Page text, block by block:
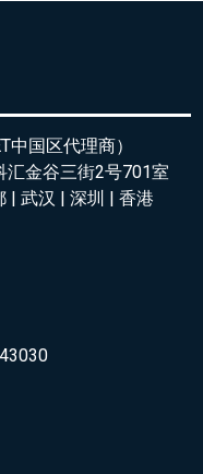
国区代理商）
汇金谷三街2号701室
| 武汉 | 深圳 | 香港